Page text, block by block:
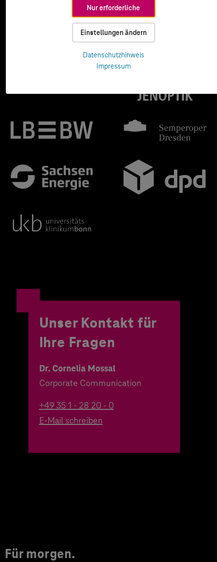
Nur erforderliche
Einstellungen ändern
Datenschutzhinweis
Impressum
Unser Kontakt für
Ihre Fragen
Dr. Cornelia Mossal
Corporate Communication
+49 35 1 - 28 20 - 0
E-Mail schreiben
Für morgen.